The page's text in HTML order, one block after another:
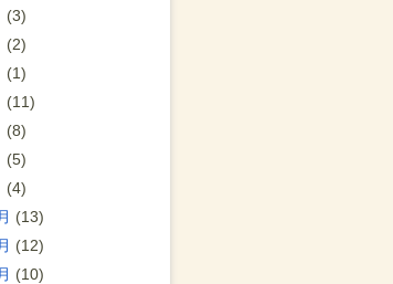
(3)
(2)
(1)
(11)
(8)
(5)
(4)
(13)
(12)
(10)